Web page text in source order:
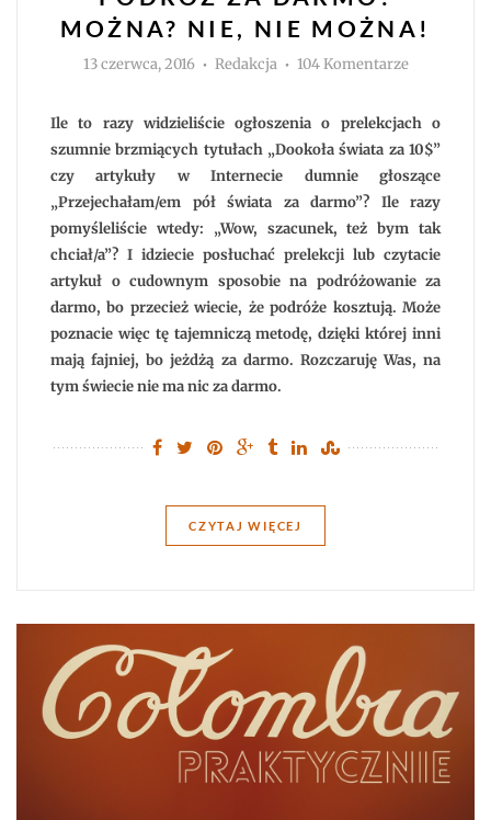
MOŻNA? NIE, NIE MOŻNA!
13 czerwca, 2016 Autor
Redakcja 104 Komentarzedo
Można?
Nie,
nie
można!
Ile to razy widzieliście ogłoszenia o prelekcjach o
szumnie brzmiących tytułach „Dookoła świata za 10$”
czy artykuły w Internecie dumnie głoszące
„Przejechałam/em pół świata za darmo”? Ile razy
pomyśleliście wtedy: „Wow, szacunek, też bym tak
chciał/a”? I idziecie posłuchać prelekcji lub czytacie
artykuł o cudownym sposobie na podróżowanie za
darmo, bo przecież wiecie, że podróże kosztują. Może
poznacie więc tę tajemniczą metodę, dzięki której inni
mają fajniej, bo jeżdżą za darmo. Rozczaruję Was, na
tym świecie nie ma nic za darmo.
CZYTAJ WIĘCEJ